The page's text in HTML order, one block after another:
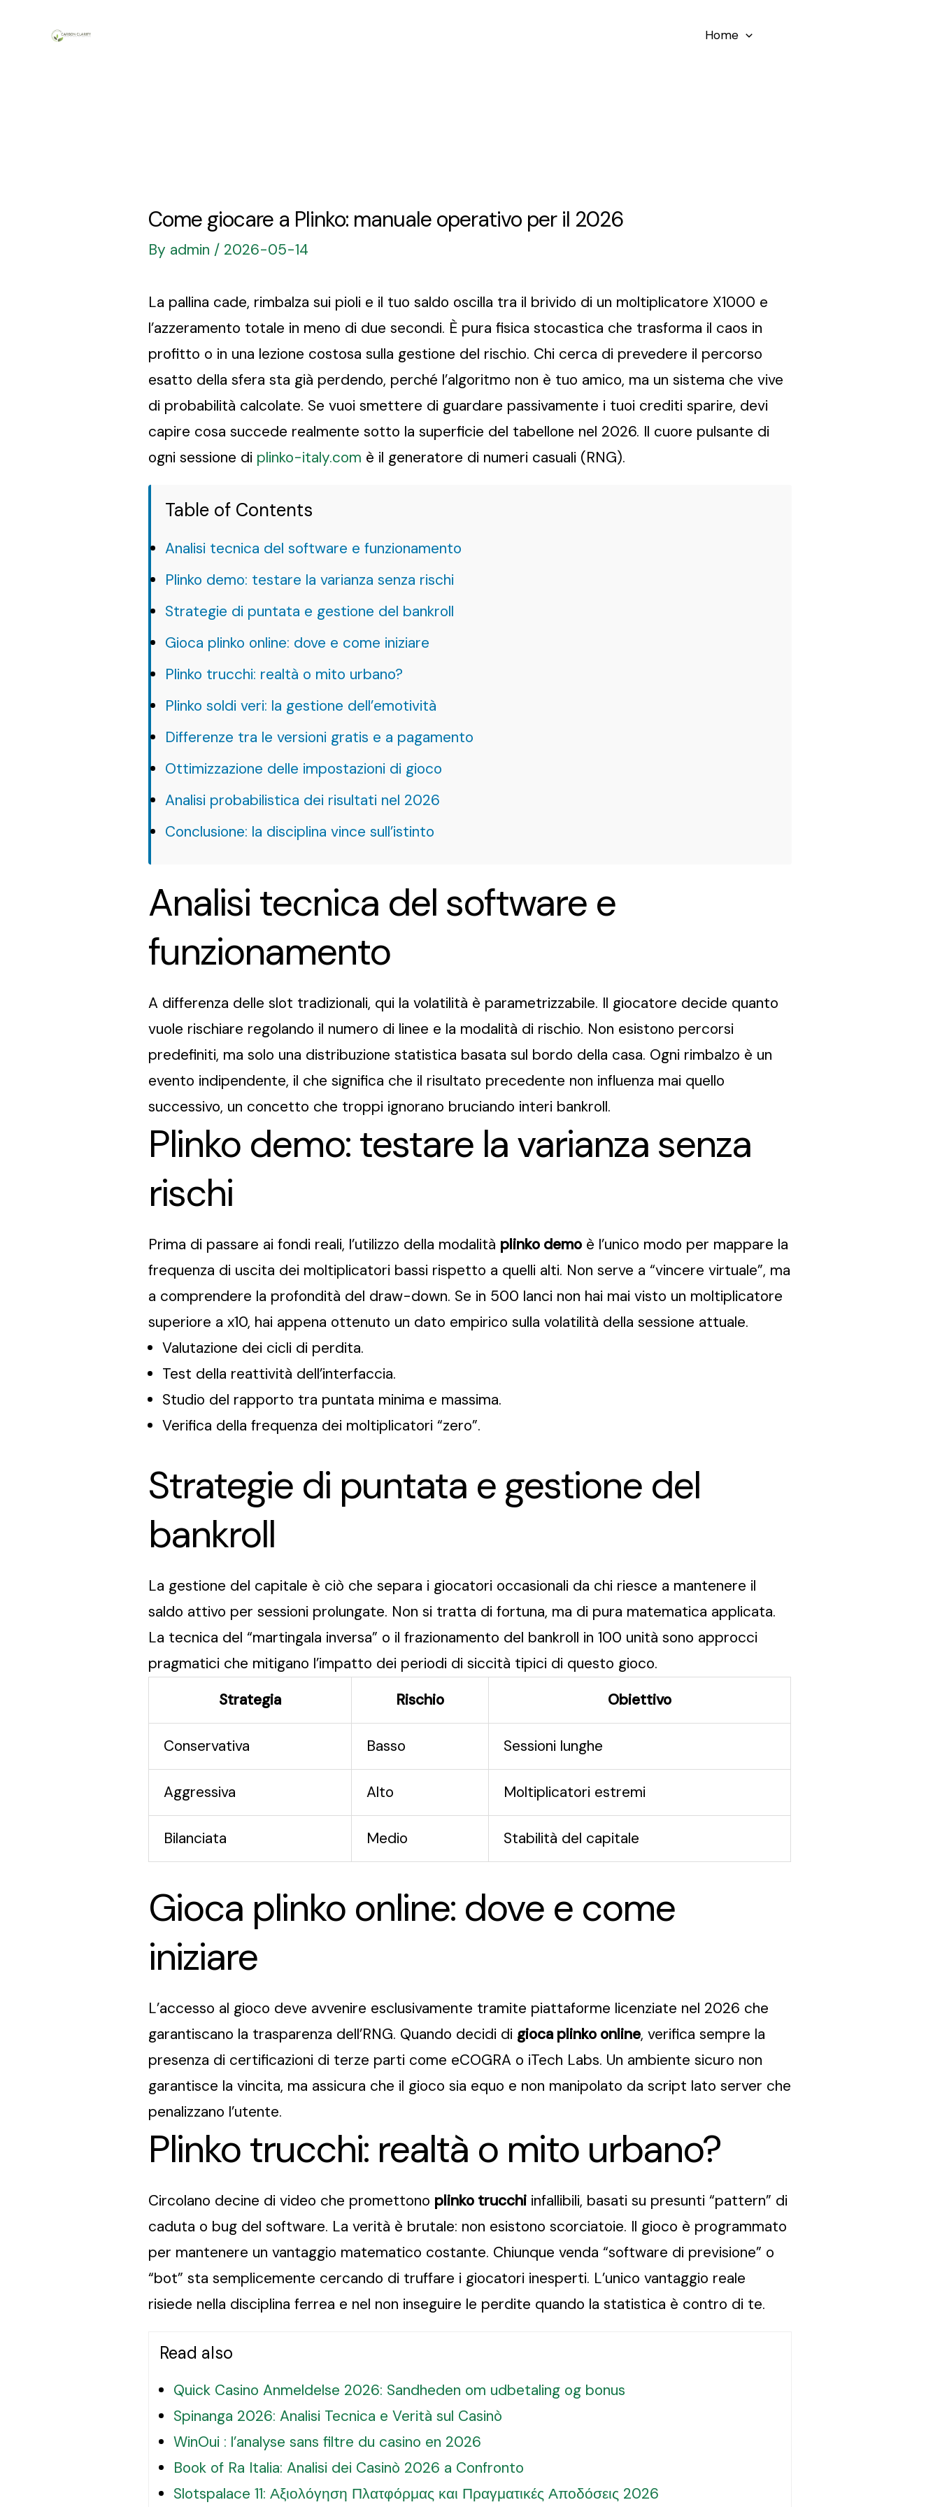
Home
Come giocare a Plinko: manuale operativo per il 2026
By admin / 2026-05-14
La pallina cade, rimbalza sui pioli e il tuo saldo oscilla tra il brivido di un moltiplicatore X1000 e
l’azzeramento totale in meno di due secondi. È pura fisica stocastica che trasforma il caos in
profitto o in una lezione costosa sulla gestione del rischio. Chi cerca di prevedere il percorso
esatto della sfera sta già perdendo, perché l’algoritmo non è tuo amico, ma un sistema che vive
di probabilità calcolate. Se vuoi smettere di guardare passivamente i tuoi crediti sparire, devi
capire cosa succede realmente sotto la superficie del tabellone nel 2026. Il cuore pulsante di
ogni sessione di plinko-italy.com è il generatore di numeri casuali (RNG).
Table of Contents
Analisi tecnica del software e funzionamento
Plinko demo: testare la varianza senza rischi
Strategie di puntata e gestione del bankroll
Gioca plinko online: dove e come iniziare
Plinko trucchi: realtà o mito urbano?
Plinko soldi veri: la gestione dell’emotività
Differenze tra le versioni gratis e a pagamento
Ottimizzazione delle impostazioni di gioco
Analisi probabilistica dei risultati nel 2026
Conclusione: la disciplina vince sull’istinto
Analisi tecnica del software e
funzionamento
A differenza delle slot tradizionali, qui la volatilità è parametrizzabile. Il giocatore decide quanto
vuole rischiare regolando il numero di linee e la modalità di rischio. Non esistono percorsi
predefiniti, ma solo una distribuzione statistica basata sul bordo della casa. Ogni rimbalzo è un
evento indipendente, il che significa che il risultato precedente non influenza mai quello
successivo, un concetto che troppi ignorano bruciando interi bankroll.
Plinko demo: testare la varianza senza
rischi
Prima di passare ai fondi reali, l’utilizzo della modalità plinko demo è l’unico modo per mappare la
frequenza di uscita dei moltiplicatori bassi rispetto a quelli alti. Non serve a “vincere virtuale”, ma
a comprendere la profondità del draw-down. Se in 500 lanci non hai mai visto un moltiplicatore
superiore a x10, hai appena ottenuto un dato empirico sulla volatilità della sessione attuale.
Valutazione dei cicli di perdita.
Test della reattività dell’interfaccia.
Studio del rapporto tra puntata minima e massima.
Verifica della frequenza dei moltiplicatori “zero”.
Strategie di puntata e gestione del
bankroll
La gestione del capitale è ciò che separa i giocatori occasionali da chi riesce a mantenere il
saldo attivo per sessioni prolungate. Non si tratta di fortuna, ma di pura matematica applicata.
La tecnica del “martingala inversa” o il frazionamento del bankroll in 100 unità sono approcci
pragmatici che mitigano l’impatto dei periodi di siccità tipici di questo gioco.
Strategia
Rischio Obiettivo
Conservativa Basso Sessioni lunghe
Aggressiva Alto Moltiplicatori estremi
Bilanciata Medio Stabilità del capitale
Gioca plinko online: dove e come
iniziare
L’accesso al gioco deve avvenire esclusivamente tramite piattaforme licenziate nel 2026 che
garantiscano la trasparenza dell’RNG. Quando decidi di gioca plinko online, verifica sempre la
presenza di certificazioni di terze parti come eCOGRA o iTech Labs. Un ambiente sicuro non
garantisce la vincita, ma assicura che il gioco sia equo e non manipolato da script lato server che
penalizzano l’utente.
Plinko trucchi: realtà o mito urbano?
Circolano decine di video che promettono plinko trucchi infallibili, basati su presunti “pattern” di
caduta o bug del software. La verità è brutale: non esistono scorciatoie. Il gioco è programmato
per mantenere un vantaggio matematico costante. Chiunque venda “software di previsione” o
“bot” sta semplicemente cercando di truffare i giocatori inesperti. L’unico vantaggio reale
risiede nella disciplina ferrea e nel non inseguire le perdite quando la statistica è contro di te.
Read also
Quick Casino Anmeldelse 2026: Sandheden om udbetaling og bonus
Spinanga 2026: Analisi Tecnica e Verità sul Casinò
WinOui : l’analyse sans filtre du casino en 2026
Book of Ra Italia: Analisi dei Casinò 2026 a Confronto
Slotspalace 11: Αξιολόγηση Πλατφόρμας και Πραγματικές Αποδόσεις 2026